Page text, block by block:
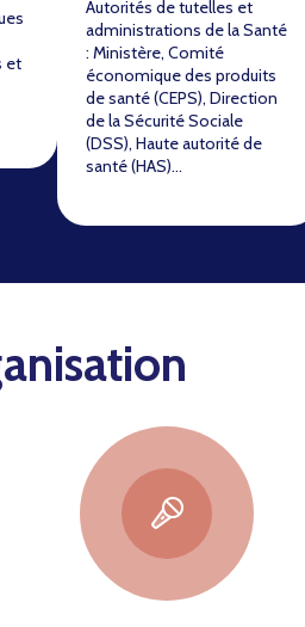
et
Autorités de tutelles et
administrations de la Santé
: Ministère, Comité
économique des produits
de santé (CEPS), Direction
de la Sécurité Sociale
(DSS), Haute autorité de
santé (HAS)…